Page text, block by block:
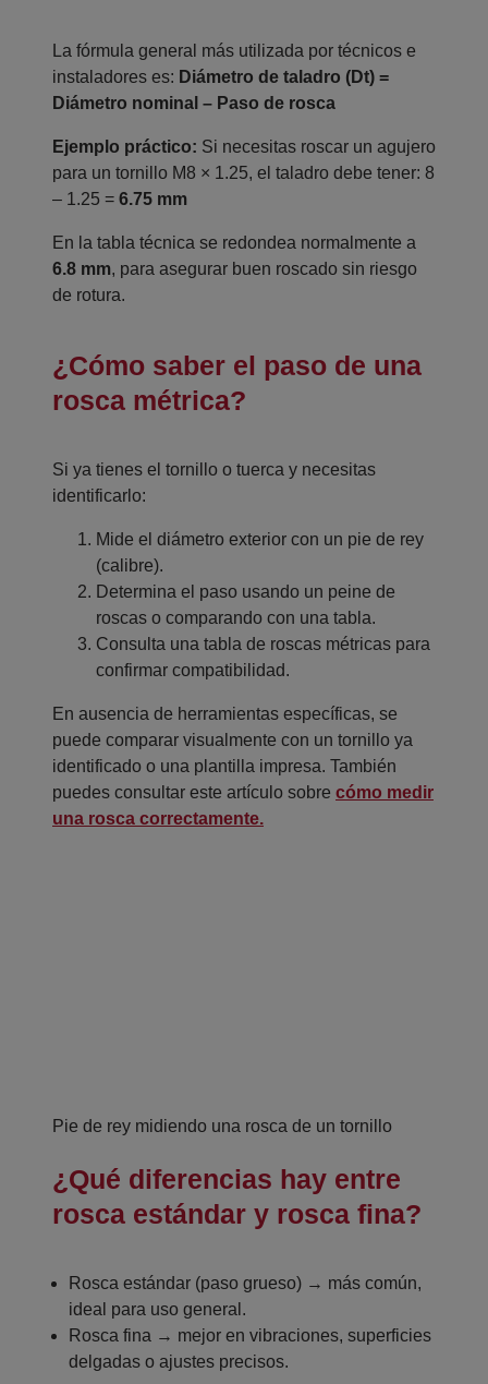
La fórmula general más utilizada por técnicos e
instaladores es: Diámetro de taladro (Dt) =
Diámetro nominal – Paso de rosca
Ejemplo práctico: Si necesitas roscar un agujero
para un tornillo M8 × 1.25, el taladro debe tener: 8
– 1.25 = 6.75 mm
En la tabla técnica se redondea normalmente a
6.8 mm, para asegurar buen roscado sin riesgo
de rotura.
¿Cómo saber el paso de una
rosca métrica?
Si ya tienes el tornillo o tuerca y necesitas
identificarlo:
Mide el diámetro exterior con un pie de rey
(calibre).
Determina el paso usando un peine de
roscas o comparando con una tabla.
Consulta una tabla de roscas métricas para
confirmar compatibilidad.
En ausencia de herramientas específicas, se
puede comparar visualmente con un tornillo ya
identificado o una plantilla impresa. También
puedes consultar este artículo sobre cómo medir
una rosca correctamente.
Pie de rey midiendo una rosca de un tornillo
¿Qué diferencias hay entre
rosca estándar y rosca fina?
Rosca estándar (paso grueso) → más común,
ideal para uso general.
Rosca fina → mejor en vibraciones, superficies
delgadas o ajustes precisos.